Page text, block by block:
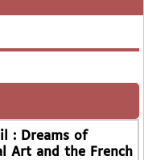
: Dreams of
Art and the French